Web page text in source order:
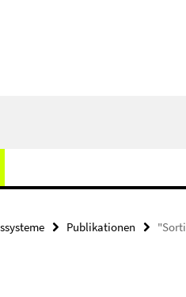
Publikationen